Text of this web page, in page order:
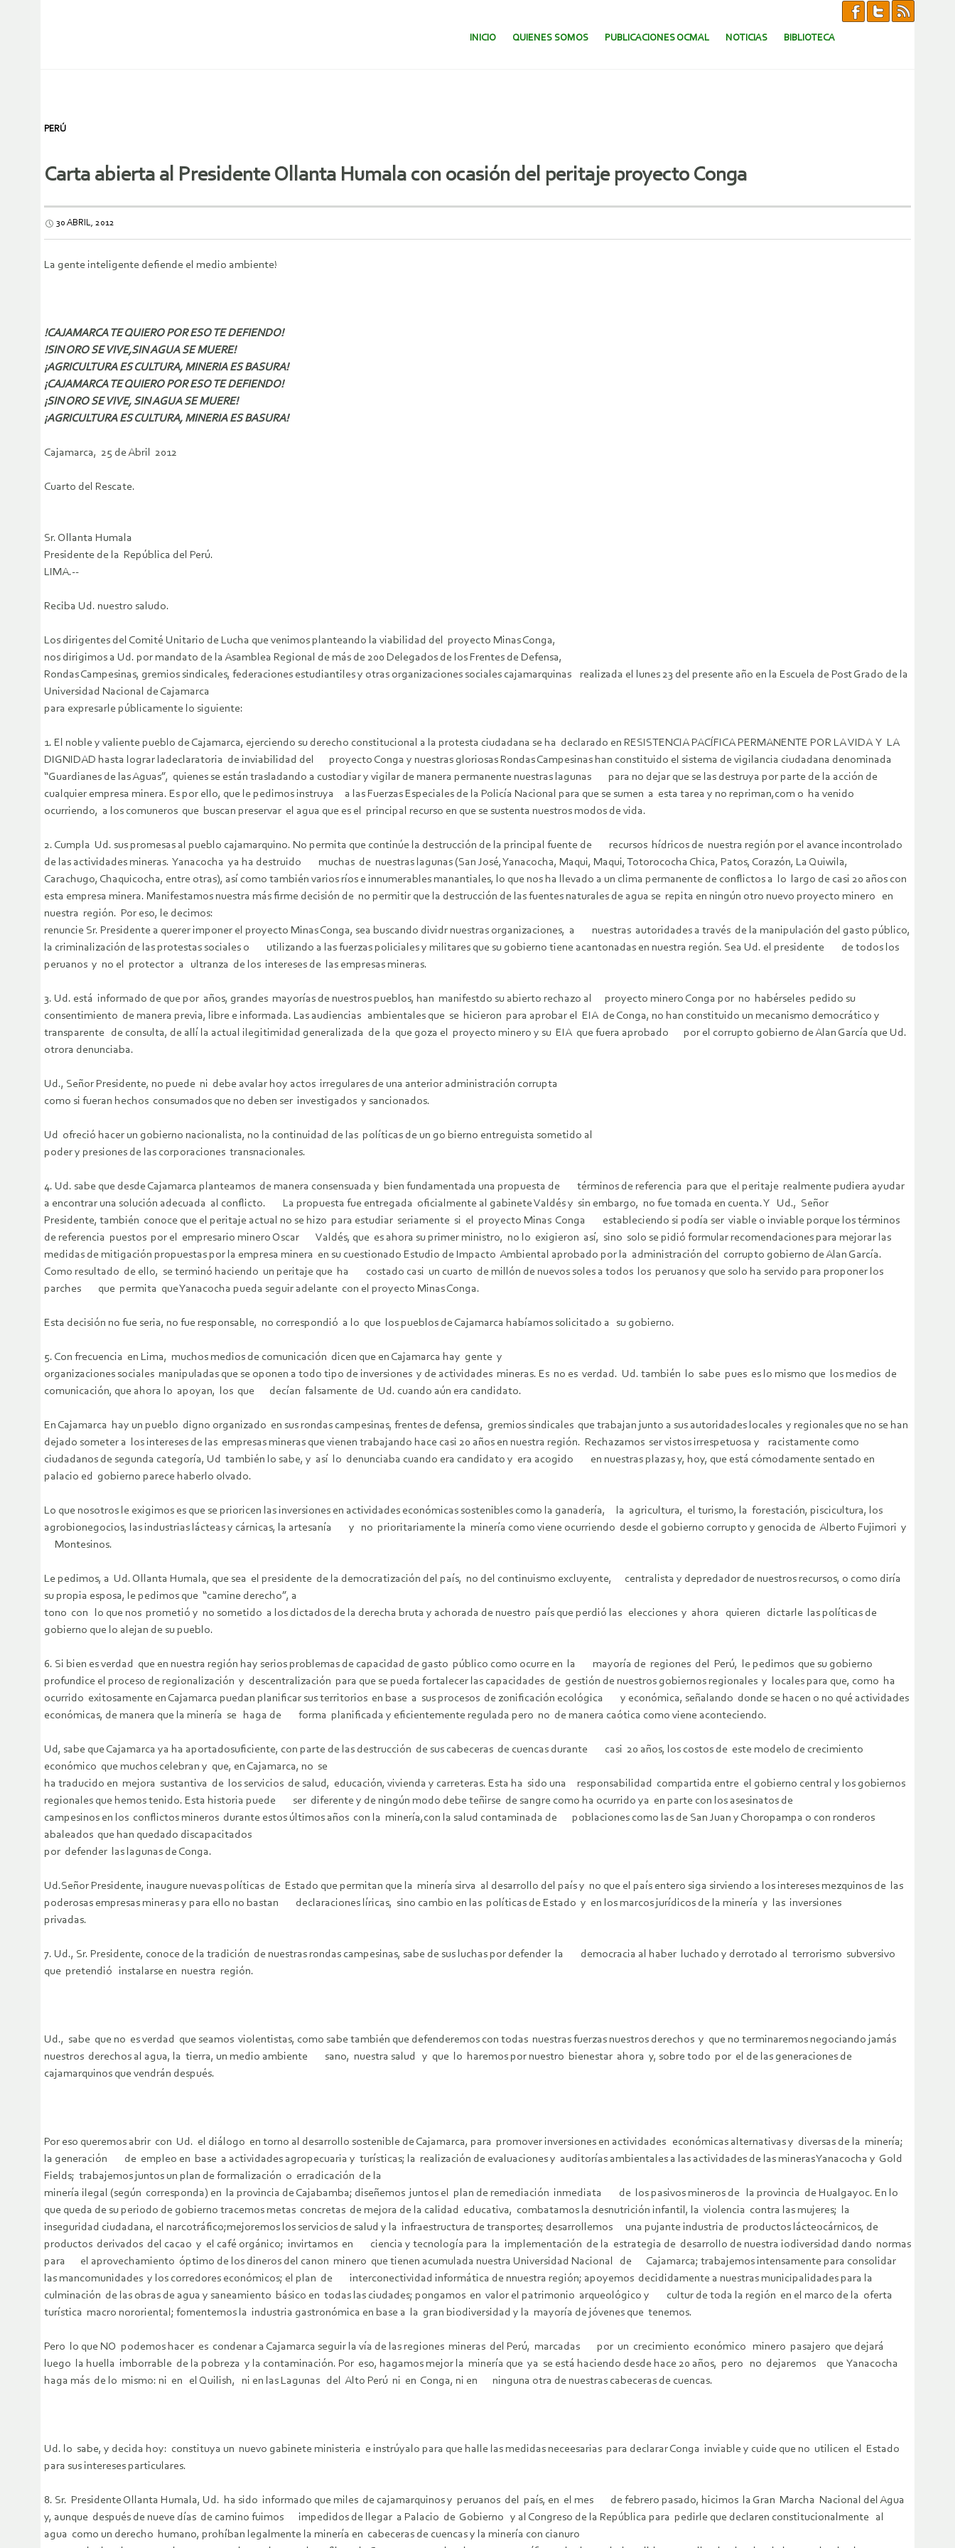
SALTAR AL CONTENIDO.
INICIO QUIENES SOMOS PUBLICACIONES OCMAL NOTICIAS BIBLIOTECA
PERÚ
Carta abierta al Presidente Ollanta Humala con ocasión del peritaje proyecto Conga
30 ABRIL, 2012
La gente inteligente defiende el medio ambiente!
!CAJAMARCA TE QUIERO POR ESO TE DEFIENDO!
!SIN ORO SE VIVE,SIN AGUA SE MUERE!
¡AGRICULTURA ES CULTURA, MINERIA ES BASURA!
¡CAJAMARCA TE QUIERO POR ESO TE DEFIENDO!
¡SIN ORO SE VIVE, SIN AGUA SE MUERE!
¡AGRICULTURA ES CULTURA, MINERIA ES BASURA!
Cajamarca, 25 de Abril 2012
Cuarto del Rescate.
Sr. Ollanta Humala
Presidente de la República del Perú.
LIMA.-­‐
Reciba Ud. nuestro saludo.
Los dirigentes del Comité Unitario de Lucha que venimos planteando la viabilidad del proyecto Minas Conga,
nos dirigimos a Ud. por mandato de la Asamblea Regional de más de 200 Delegados de los Frentes de Defensa,
Rondas Campesinas, gremios sindicales, federaciones estudiantiles y otras organizaciones sociales cajamarquinas realizada el lunes 23 del presente año en la Escuela de Post Grado de la
Universidad Nacional de Cajamarca
para expresarle públicamente lo siguiente:
1. El noble y valiente pueblo de Cajamarca, ejerciendo su derecho constitucional a la protesta ciudadana se ha declarado en RESISTENCIA PACÍFICA PERMANENTE POR LA VIDA Y LA
DIGNIDAD hasta lograr ladeclaratoria de inviabilidad del proyecto Conga y nuestras gloriosas Rondas Campesinas han constituido el sistema de vigilancia ciudadana denominada
“Guardianes de las Aguas”, quienes se están trasladando a custodiar y vigilar de manera permanente nuestras lagunas para no dejar que se las destruya por parte de la acción de
cualquier empresa minera. Es por ello, que le pedimos instruya a las Fuerzas Especiales de la Policía Nacional para que se sumen a esta tarea y no repriman,com o ha venido
ocurriendo, a los comuneros que buscan preservar el agua que es el principal recurso en que se sustenta nuestros modos de vida.
2. Cumpla Ud. sus promesas al pueblo cajamarquino. No permita que continúe la destrucción de la principal fuente de recursos hídricos de nuestra región por el avance incontrolado
de las actividades mineras. Yanacocha ya ha destruido muchas de nuestras lagunas (San José, Yanacocha, Maqui, Maqui, Totorococha Chica, Patos, Corazón, La Quiwila,
Carachugo, Chaquicocha, entre otras), así como también varios ríos e innumerables manantiales, lo que nos ha llevado a un clima permanente de conflictos a lo largo de casi 20 años con
esta empresa minera. Manifestamos nuestra más firme decisión de no permitir que la destrucción de las fuentes naturales de agua se repita en ningún otro nuevo proyecto minero en
nuestra región. Por eso, le decimos:
renuncie Sr. Presidente a querer imponer el proyecto Minas Conga, sea buscando dividr nuestras organizaciones, a nuestras autoridades a través de la manipulación del gasto público,
la criminalización de las protestas sociales o utilizando a las fuerzas policiales y militares que su gobierno tiene acantonadas en nuestra región. Sea Ud. el presidente de todos los
peruanos y no el protector a ultranza de los intereses de las empresas mineras.
3. Ud. está informado de que por años, grandes mayorías de nuestros pueblos, han manifestdo su abierto rechazo al proyecto minero Conga por no habérseles pedido su
consentimiento de manera previa, libre e informada. Las audiencias ambientales que se hicieron para aprobar el EIA de Conga, no han constituido un mecanismo democrático y
transparente de consulta, de allí la actual ilegitimidad generalizada de la que goza el proyecto minero y su EIA que fuera aprobado por el corrupto gobierno de Alan García que Ud.
otrora denunciaba.
Ud., Señor Presidente, no puede ni debe avalar hoy actos irregulares de una anterior administración corrupta
como si fueran hechos consumados que no deben ser investigados y sancionados.
Ud ofreció hacer un gobierno nacionalista, no la continuidad de las políticas de un go bierno entreguista sometido al
poder y presiones de las corporaciones transnacionales.
4. Ud. sabe que desde Cajamarca planteamos de manera consensuada y bien fundamentada una propuesta de términos de referencia para que el peritaje realmente pudiera ayudar
a encontrar una solución adecuada al conflicto. La propuesta fue entregada oficialmente al gabinete Valdés y sin embargo, no fue tomada en cuenta. Y Ud., Señor
Presidente, también conoce que el peritaje actual no se hizo para estudiar seriamente si el proyecto Minas Conga estableciendo si podía ser viable o inviable porque los términos
de referencia puestos por el empresario minero Oscar Valdés, que es ahora su primer ministro, no lo exigieron así, sino solo se pidió formular recomendaciones para mejorar las
medidas de mitigación propuestas por la empresa minera en su cuestionado Estudio de Impacto Ambiental aprobado por la administración del corrupto gobierno de Alan García.
Como resultado de ello, se terminó haciendo un peritaje que ha costado casi un cuarto de millón de nuevos soles a todos los peruanos y que solo ha servido para proponer los
parches que permita que Yanacocha pueda seguir adelante con el proyecto Minas Conga.
Esta decisión no fue seria, no fue responsable, no correspondió a lo que los pueblos de Cajamarca habíamos solicitado a su gobierno.
5. Con frecuencia en Lima, muchos medios de comunicación dicen que en Cajamarca hay gente y
organizaciones sociales manipuladas que se oponen a todo tipo de inversiones y de actividades mineras. Es no es verdad. Ud. también lo sabe pues es lo mismo que los medios de
comunicación, que ahora lo apoyan, los que decían falsamente de Ud. cuando aún era candidato.
En Cajamarca hay un pueblo digno organizado en sus rondas campesinas, frentes de defensa, gremios sindicales que trabajan junto a sus autoridades locales y regionales que no se han
dejado someter a los intereses de las empresas mineras que vienen trabajando hace casi 20 años en nuestra región. Rechazamos ser vistos irrespetuosa y racistamente como
ciudadanos de segunda categoría, Ud también lo sabe, y así lo denunciaba cuando era candidato y era acogido en nuestras plazas y, hoy, que está cómodamente sentado en
palacio ed gobierno parece haberlo olvado.
Lo que nosotros le exigimos es que se prioricen las inversiones en actividades económicas sostenibles como la ganadería, la agricultura, el turismo, la forestación, piscicultura, los
agrobionegocios, las industrias lácteas y cárnicas, la artesanía y no prioritariamente la minería como viene ocurriendo desde el gobierno corrupto y genocida de Alberto Fujimori y
Montesinos.
Le pedimos, a Ud. Ollanta Humala, que sea el presidente de la democratización del país, no del continuismo excluyente, centralista y depredador de nuestros recursos, o como diría
su propia esposa, le pedimos que “camine derecho”, a
tono con lo que nos prometió y no sometido a los dictados de la derecha bruta y achorada de nuestro país que perdió las elecciones y ahora quieren dictarle las políticas de
gobierno que lo alejan de su pueblo.
6. Si bien es verdad que en nuestra región hay serios problemas de capacidad de gasto público como ocurre en la mayoría de regiones del Perú, le pedimos que su gobierno
profundice el proceso de regionalización y descentralización para que se pueda fortalecer las capacidades de gestión de nuestros gobiernos regionales y locales para que, como ha
ocurrido exitosamente en Cajamarca puedan planificar sus territorios en base a sus procesos de zonificación ecológica y económica, señalando donde se hacen o no qué actividades
económicas, de manera que la minería se haga de forma planificada y eficientemente regulada pero no de manera caótica como viene aconteciendo.
Ud, sabe que Cajamarca ya ha aportadosuficiente, con parte de las destrucción de sus cabeceras de cuencas durante casi 20 años, los costos de este modelo de crecimiento
económico que muchos celebran y que, en Cajamarca, no se
ha traducido en mejora sustantiva de los servicios de salud, educación, vivienda y carreteras. Esta ha sido una responsabilidad compartida entre el gobierno central y los gobiernos
regionales que hemos tenido. Esta historia puede ser diferente y de ningún modo debe teñirse de sangre como ha ocurrido ya en parte con los asesinatos de
campesinos en los conflictos mineros durante estos últimos años con la minería,con la salud contaminada de poblaciones como las de San Juan y Choropampa o con ronderos
abaleados que han quedado discapacitados
por defender las lagunas de Conga.
Ud.Señor Presidente, inaugure nuevas políticas de Estado que permitan que la minería sirva al desarrollo del país y no que el país entero siga sirviendo a los intereses mezquinos de las
poderosas empresas mineras y para ello no bastan declaraciones líricas, sino cambio en las políticas de Estado y en los marcos jurídicos de la minería y las inversiones
privadas.
7. Ud., Sr. Presidente, conoce de la tradición de nuestras rondas campesinas, sabe de sus luchas por defender la democracia al haber luchado y derrotado al terrorismo subversivo
que pretendió instalarse en nuestra región.
Ud., sabe que no es verdad que seamos violentistas, como sabe también que defenderemos con todas nuestras fuerzas nuestros derechos y que no terminaremos negociando jamás
nuestros derechos al agua, la tierra, un medio ambiente sano, nuestra salud y que lo haremos por nuestro bienestar ahora y, sobre todo por el de las generaciones de
cajamarquinos que vendrán después.
Por eso queremos abrir con Ud. el diálogo en torno al desarrollo sostenible de Cajamarca, para promover inversiones en actividades económicas alternativas y diversas de la minería;
la generación de empleo en base a actividades agropecuaria y turísticas; la realización de evaluaciones y auditorías ambientales a las actividades de las mineras Yanacocha y Gold
Fields; trabajemos juntos un plan de formalización o erradicación de la
minería ilegal (según corresponda) en la provincia de Cajabamba; diseñemos juntos el plan de remediación inmediata de los pasivos mineros de la provincia de Hualgayoc. En lo
que queda de su periodo de gobierno tracemos metas concretas de mejora de la calidad educativa, combatamos la desnutrición infantil, la violencia contra las mujeres; la
inseguridad ciudadana, el narcotráfico;mejoremos los servicios de salud y la infraestructura de transportes; desarrollemos una pujante industria de productos lácteocárnicos, de
productos derivados del cacao y el café orgánico; invirtamos en ciencia y tecnología para la implementación de la estrategia de desarrollo de nuestra iodiversidad dando normas
para el aprovechamiento óptimo de los dineros del canon minero que tienen acumulada nuestra Universidad Nacional de Cajamarca; trabajemos intensamente para consolidar
las mancomunidades y los corredores económicos; el plan de interconectividad informática de nnuestra región; apoyemos decididamente a nuestras municipalidades para la
culminación de las obras de agua y saneamiento básico en todas las ciudades; pongamos en valor el patrimonio arqueológico y cultur de toda la región en el marco de la oferta
turística macro nororiental; fomentemos la industria gastronómica en base a la gran biodiversidad y la mayoría de jóvenes que tenemos.
Pero lo que NO podemos hacer es condenar a Cajamarca seguir la vía de las regiones mineras del Perú, marcadas por un crecimiento económico minero pasajero que dejará
luego la huella imborrable de la pobreza y la contaminación. Por eso, hagamos mejor la minería que ya se está haciendo desde hace 20 años, pero no dejaremos que Yanacocha
haga más de lo mismo: ni en el Quilish, ni en las Lagunas del Alto Perú ni en Conga, ni en ninguna otra de nuestras cabeceras de cuencas.
Ud. lo sabe, y decida hoy: constituya un nuevo gabinete ministeria e instrúyalo para que halle las medidas neceesarias para declarar Conga inviable y cuide que no utilicen el Estado
para sus intereses particulares.
8. Sr. Presidente Ollanta Humala, Ud. ha sido informado que miles de cajamarquinos y peruanos del país, en el mes de febrero pasado, hicimos la Gran Marcha Nacional del Agua
y, aunque después de nueve días de camino fuimos impedidos de llegar a Palacio de Gobierno y al Congreso de la República para pedirle que declaren constitucionalmente al
agua como un derecho humano, prohíban legalmente la minería en cabeceras de cuencas y la minería con cianuro